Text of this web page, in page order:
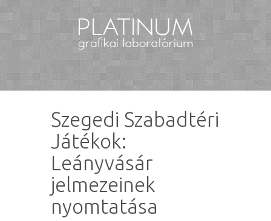
Szegedi Szabadtéri
Játékok:
Leányvásár
jelmezeinek
nyomtatása